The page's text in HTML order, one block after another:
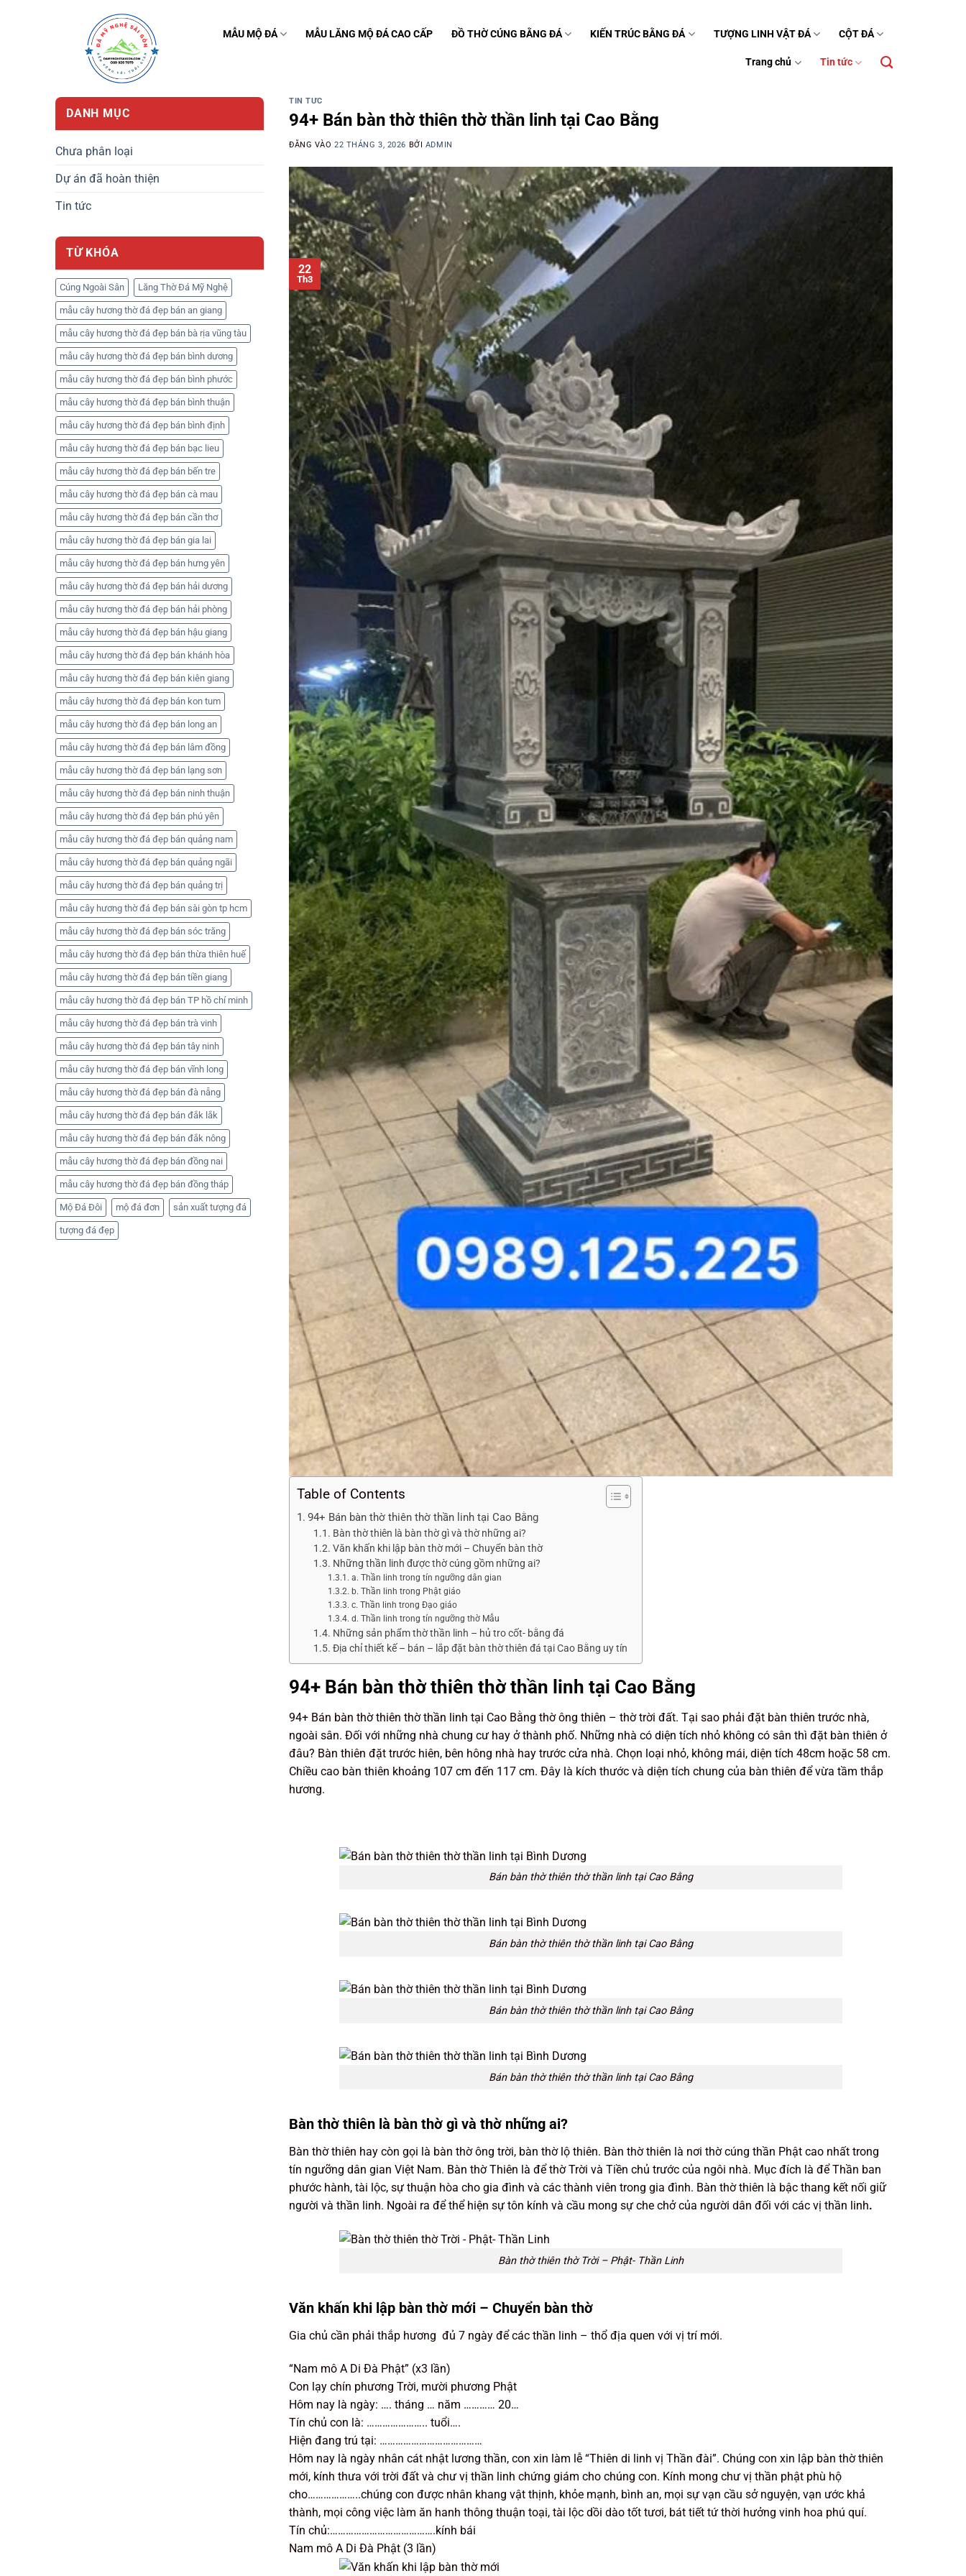
MẪU MỘ ĐÁ MẪU LĂNG MỘ ĐÁ CAO CẤP ĐỒ THỜ CÚNG BẰNG ĐÁ KIẾN TRÚC BẰNG ĐÁ TƯỢNG LINH VẬT ĐÁ CỘT ĐÁ
Trang chủ Tin tức
DANH MỤC
Chưa phân loại
Dự án đã hoàn thiện
Tin tức
TỪ KHÓA
Cúng Ngoài Sân Lăng Thờ Đá Mỹ Nghệ
mẫu cây hương thờ đá đẹp bán an giang
mẫu cây hương thờ đá đẹp bán bà rịa vũng tàu
mẫu cây hương thờ đá đẹp bán bình dương
mẫu cây hương thờ đá đẹp bán bình phước
mẫu cây hương thờ đá đẹp bán bình thuận
mẫu cây hương thờ đá đẹp bán bình định
mẫu cây hương thờ đá đẹp bán bạc lieu
mẫu cây hương thờ đá đẹp bán bến tre
mẫu cây hương thờ đá đẹp bán cà mau
mẫu cây hương thờ đá đẹp bán cần thơ
mẫu cây hương thờ đá đẹp bán gia lai
mẫu cây hương thờ đá đẹp bán hưng yên
mẫu cây hương thờ đá đẹp bán hải dương
mẫu cây hương thờ đá đẹp bán hải phòng
mẫu cây hương thờ đá đẹp bán hậu giang
mẫu cây hương thờ đá đẹp bán khánh hòa
mẫu cây hương thờ đá đẹp bán kiên giang
mẫu cây hương thờ đá đẹp bán kon tum
mẫu cây hương thờ đá đẹp bán long an
mẫu cây hương thờ đá đẹp bán lâm đồng
mẫu cây hương thờ đá đẹp bán lạng sơn
mẫu cây hương thờ đá đẹp bán ninh thuận
mẫu cây hương thờ đá đẹp bán phú yên
mẫu cây hương thờ đá đẹp bán quảng nam
mẫu cây hương thờ đá đẹp bán quảng ngãi
mẫu cây hương thờ đá đẹp bán quảng trị
mẫu cây hương thờ đá đẹp bán sài gòn tp hcm
mẫu cây hương thờ đá đẹp bán sóc trăng
mẫu cây hương thờ đá đẹp bán thừa thiên huế
mẫu cây hương thờ đá đẹp bán tiền giang
mẫu cây hương thờ đá đẹp bán TP hồ chí minh
mẫu cây hương thờ đá đẹp bán trà vinh
mẫu cây hương thờ đá đẹp bán tây ninh
mẫu cây hương thờ đá đẹp bán vĩnh long
mẫu cây hương thờ đá đẹp bán đà nẵng
mẫu cây hương thờ đá đẹp bán đắk lắk
mẫu cây hương thờ đá đẹp bán đắk nông
mẫu cây hương thờ đá đẹp bán đồng nai
mẫu cây hương thờ đá đẹp bán đồng tháp
Mộ Đá Đôi mộ đá đơn sản xuất tượng đá
tượng đá đẹp
TIN TỨC
94+ Bán bàn thờ thiên thờ thần linh tại Cao Bằng
ĐĂNG VÀO22 THÁNG 3, 2026 BỞI ADMIN
22
Th3
Table of Contents
94+ Bán bàn thờ thiên thờ thần linh tại Cao Bằng
Bàn thờ thiên là bàn thờ gì và thờ những ai?
Văn khấn khi lập bàn thờ mới – Chuyển bàn thờ
Những thần linh được thờ cúng gồm những ai?
a. Thần linh trong tín ngưỡng dân gian
b. Thần linh trong Phật giáo
c. Thần linh trong Đạo giáo
d. Thần linh trong tín ngưỡng thờ Mẫu
Những sản phẩm thờ thần linh – hủ tro cốt- bằng đá
Địa chỉ thiết kế – bán – lắp đặt bàn thờ thiên đá tại Cao Bằng uy tín
94+ Bán bàn thờ thiên thờ thần linh tại Cao Bằng
94+ Bán bàn thờ thiên thờ thần linh tại Cao Bằng thờ ông thiên – thờ trời đất. Tại sao phải đặt bàn thiên trước nhà,
ngoài sân. Đối với những nhà chung cư hay ở thành phố. Những nhà có diện tích nhỏ không có sân thì đặt bàn thiên ở
đâu? Bàn thiên đặt trước hiên, bên hông nhà hay trước cửa nhà. Chọn loại nhỏ, không mái, diện tích 48cm hoặc 58 cm.
Chiều cao bàn thiên khoảng 107 cm đến 117 cm. Đây là kích thước và diện tích chung của bàn thiên để vừa tầm thắp
hương.
Bán bàn thờ thiên thờ thần linh tại Cao Bằng
Bán bàn thờ thiên thờ thần linh tại Cao Bằng
Bán bàn thờ thiên thờ thần linh tại Cao Bằng
Bán bàn thờ thiên thờ thần linh tại Cao Bằng
Bàn thờ thiên là bàn thờ gì và thờ những ai?
Bàn thờ thiên hay còn gọi là bàn thờ ông trời, bàn thờ lộ thiên. Bàn thờ thiên là nơi thờ cúng thần Phật cao nhất trong
tín ngưỡng dân gian Việt Nam. Bàn thờ Thiên là để thờ Trời và Tiền chủ trước của ngôi nhà. Mục đích là để Thần ban
phước hành, tài lộc, sự thuận hòa cho gia đình và các thành viên trong gia đình. Bàn thờ thiên là bậc thang kết nối giữ
người và thần linh. Ngoài ra để thể hiện sự tôn kính và cầu mong sự che chở của người dân đối với các vị thần linh.
Bàn thờ thiên thờ Trời – Phật- Thần Linh
Văn khấn khi lập bàn thờ mới – Chuyển bàn thờ
Gia chủ cần phải thắp hương đủ 7 ngày để các thần linh – thổ địa quen với vị trí mới.
“Nam mô A Di Đà Phật” (x3 lần)
Con lạy chín phương Trời, mười phương Phật
Hôm nay là ngày: …. tháng … năm ………… 20…
Tín chủ con là: ………………….. tuổi….
Hiện đang trú tại: …………………………………
Hôm nay là ngày nhân cát nhật lương thần, con xin làm lễ “Thiên di linh vị Thần đài”. Chúng con xin lập bàn thờ thiên
mới, kính thưa với trời đất và chư vị thần linh chứng giám cho chúng con. Kính mong chư vị thần phật phù hộ
cho………………..chúng con được nhân khang vật thịnh, khỏe mạnh, bình an, mọi sự vạn cầu sở nguyện, vạn ước khả
thành, mọi công việc làm ăn hanh thông thuận toại, tài lộc dồi dào tốt tươi, bát tiết tứ thời hưởng vinh hoa phú quí.
Tín chủ:………………………………….kính bái
Nam mô A Di Đà Phật (3 lần)